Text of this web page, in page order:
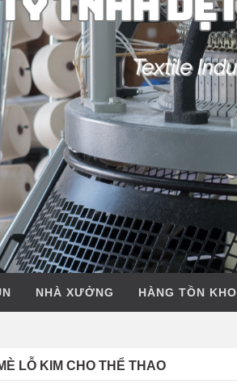
NHÀ XƯỞNG HÀNG TỒN KHO
LỖ KIM CHO THỂ THAO